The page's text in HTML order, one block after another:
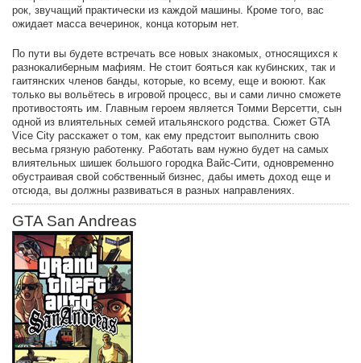
рок, звучащий практически из каждой машины. Кроме того, вас
ожидает масса вечеринок, конца которым нет.
По пути вы будете встречать все новых знакомых, относящихся к
разнокалиберным мафиям. Не стоит бояться как кубинских, так и
гаитянских членов банды, которые, ко всему, еще и воюют. Как
только вы вольётесь в игровой процесс, вы и сами лично сможете
противостоять им. Главным героем является Томми Версетти, сын
одной из влиятельных семей итальянского родства. Сюжет GTA
Vice City расскажет о том, как ему предстоит выполнить свою
весьма грязную работенку. Работать вам нужно будет на самых
влиятельных шишек большого городка Вайс-Сити, одновременно
обустраивая свой собственный бизнес, дабы иметь доход еще и
отсюда, вы должны развиваться в разных направлениях.
GTA San Andreas